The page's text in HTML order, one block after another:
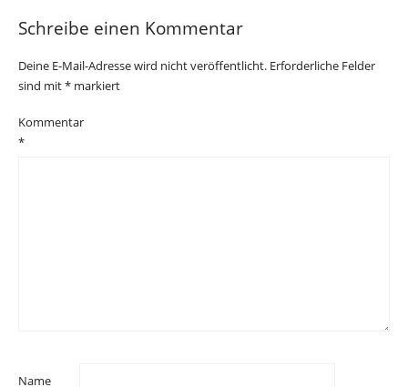
Schreibe einen Kommentar
Deine E-Mail-Adresse wird nicht veröffentlicht. Erforderliche Felder
sind mit* markiert
Kommentar
*
Name